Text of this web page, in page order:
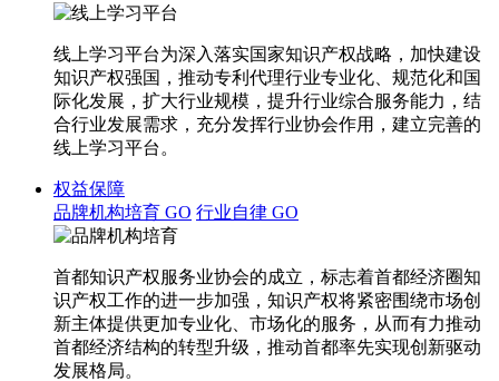
线上学习平台为深入落实国家知识产权战略，加快建设
知识产权强国，推动专利代理行业专业化、规范化和国
际化发展，扩大行业规模，提升行业综合服务能力，结
合行业发展需求，充分发挥行业协会作用，建立完善的
线上学习平台。
权益保障
品牌机构培育 GO 行业自律 GO
首都知识产权服务业协会的成立，标志着首都经济圈知
识产权工作的进一步加强，知识产权将紧密围绕市场创
新主体提供更加专业化、市场化的服务，从而有力推动
首都经济结构的转型升级，推动首都率先实现创新驱动
发展格局。